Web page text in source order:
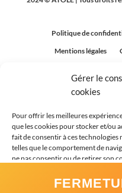
Gérer le
cookies
Pour offrir les meilleures
que les cookies pour stocker et/ou
fait de consentir à ces
telles que le comportement de
ne pas consentir ou de retirer son
Politique de
Mentions légales